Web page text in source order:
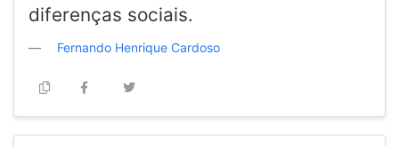
diferenças sociais.
Fernando Henrique Cardoso